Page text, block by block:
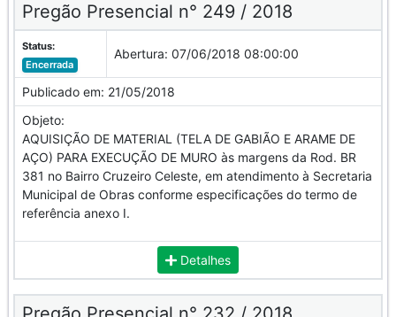
Pregão Presencial n° 249 / 2018
Status:
Encerrada
Abertura: 07/06/2018 08:00:00
Publicado em: 21/05/2018
Objeto:
AQUISIÇÃO DE MATERIAL (TELA DE GABIÃO E ARAME DE
AÇO) PARA EXECUÇÃO DE MURO às margens da Rod. BR
381 no Bairro Cruzeiro Celeste, em atendimento à Secretaria
Municipal de Obras conforme especificações do termo de
referência anexo I.
Detalhes